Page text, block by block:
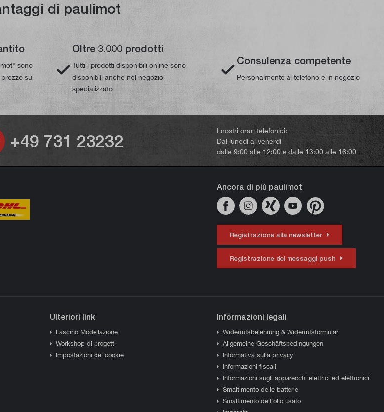
di paulimot
sono
su
Oltre 3.000 prodotti
Tutti i prodotti disponibili online sono
disponibili anche nel negozio
specializzato
Consulenza competente
Personalmente al telefono e in negozio
+49 731 23232
I nostri orari telefonici:
Dal lunedì al venerdì
dalle 9:00 alle 12:00 e dalle 13:00 alle 16:00
Ancora di più paulimot
Registrazione alla newsletter
Registrazione dei messaggi push
Ulteriori link
Fascino Modellazione
Workshop di progetti
Impostazioni dei cookie
Informazioni legali
Widerrufsbelehrung & Widerrufsformular
Allgemeine Geschäftsbedingungen
Informativa sulla privacy
Informazioni fiscali
Informazioni sugli apparecchi elettrici ed elettronici
Smaltimento delle batterie
Smaltimento dell'olio usato